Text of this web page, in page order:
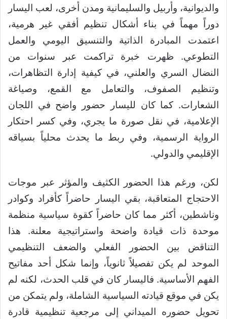
والديوانية، وأربيل والسليمانية ومدن أخرى، لعب اليسار
دوراً مهماً في بناء أشكال تنظيم أفقي غير هرمية،
اعتمدت المبادرة الذاتية والتنسيق اليومي والعمل
التطوعي. ظهرت خبرة تراكمت عبر سنوات من
النضال السري والعلني، في كيفية إدارة التظاهرات،
وتنظيم الصفوف، والتعامل مع القمع، وصياغة
الشعارات. كما كان لليسار حضور واضح في اللجان
الإعلامية، في نقل صورة ما يجري، وفي كسر احتكار
الرواية الرسمية، وفي ربط ما يحدث محلياً بسياقه
الإقليمي والدولي.
لكن، ورغم هذا الحضور الكثيف والمؤثر عبر موجات
الاحتجاج المتعاقبة، بقي اليسار حاضراً كأفراد وكوادر
وناشطين، أكثر مما كان حاضراً كقوة سياسية منظمة
موحدة ذات قيادة واضحة واستراتيجية معلنة. هذا
التناقض بين الحضور الفعلي والضعف التنظيمي
الموحد لم يكن تفصيلاً ثانوياً، وإنما شكل أحد مفاتيح
الفهم الأساسية. فاليسار كان في قلب الحدث، لكنه لم
يكن في موقع قيادته السياسية الشاملة، ولم يتمكن من
تحويل حضوره الميداني إلى مرجعية تنظيمية قادرة